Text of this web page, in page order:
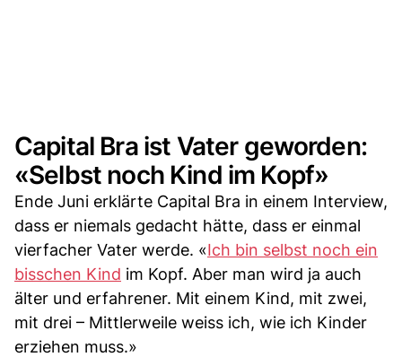
Capital Bra ist Vater geworden:
«Selbst noch Kind im Kopf»
Ende Juni erklärte Capital Bra in einem Interview,
dass er niemals gedacht hätte, dass er einmal
vierfacher Vater werde. «Ich bin selbst noch ein
bisschen Kind im Kopf. Aber man wird ja auch
älter und erfahrener. Mit einem Kind, mit zwei,
mit drei – Mittlerweile weiss ich, wie ich Kinder
erziehen muss.»